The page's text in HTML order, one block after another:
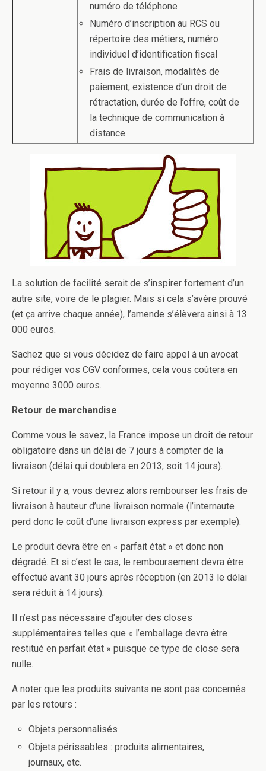
numéro de téléphone
Numéro d’inscription au RCS ou
répertoire des métiers, numéro
individuel d’identification fiscal
Frais de livraison, modalités de
paiement, existence d’un droit de
rétractation, durée de l’offre, coût de
la technique de communication à
distance.
La solution de facilité serait de s’inspirer fortement d’un
autre site, voire de le plagier. Mais si cela s’avère prouvé
(et ça arrive chaque année), l’amende s’élèvera ainsi à 13
000 euros.
Sachez que si vous décidez de faire appel à un avocat
pour rédiger vos CGV conformes, cela vous coûtera en
moyenne 3000 euros.
Retour de marchandise
Comme vous le savez, la France impose un droit de retour
obligatoire dans un délai de 7 jours à compter de la
livraison (délai qui doublera en 2013, soit 14 jours).
Si retour il y a, vous devrez alors rembourser les frais de
livraison à hauteur d’une livraison normale (l’internaute
perd donc le coût d’une livraison express par exemple).
Le produit devra être en « parfait état » et donc non
dégradé. Et si c’est le cas, le remboursement devra être
effectué avant 30 jours après réception (en 2013 le délai
sera réduit à 14 jours).
Il n’est pas nécessaire d’ajouter des closes
supplémentaires telles que « l’emballage devra être
restitué en parfait état » puisque ce type de close sera
nulle.
A noter que les produits suivants ne sont pas concernés
par les retours :
Objets personnalisés
Objets périssables : produits alimentaires,
journaux, etc.